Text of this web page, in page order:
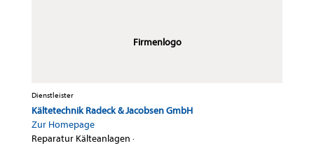
Firmenlogo
Dienstleister
Kältetechnik Radeck & Jacobsen GmbH
Zur Homepage
Reparatur Kälteanlagen ·